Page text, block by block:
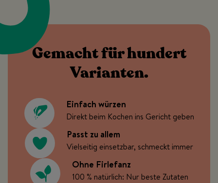
Gemacht für hundert
Varianten.
Einfach würzen
Direkt beim Kochen ins Gericht geben
Passt zu allem
Vielseitig einsetzbar, schmeckt immer
Ohne Firlefanz
100 % natürlich: Nur beste Zutaten